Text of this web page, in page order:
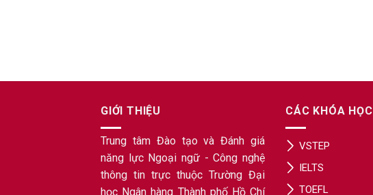
GIỚI THIỆU
Trung tâm Đào tạo và Đánh giá
năng lực Ngoại ngữ - Công nghệ
thông tin trực thuộc Trường Đại
học Ngân hàng Thành phố Hồ Chí
CÁC KHÓA HỌC
VSTEP
IELTS
TOEFL